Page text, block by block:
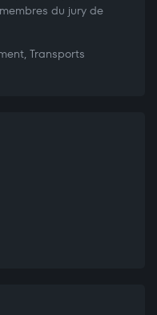
du jury de
Transports